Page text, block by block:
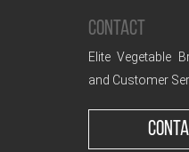
CONTACT
Elite Vegetable
and Customer